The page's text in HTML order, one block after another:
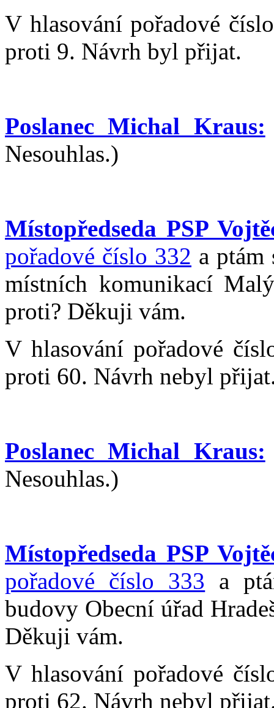
V hlasování pořadové
proti 9. Návrh byl přijat.
Poslanec Michal Kraus:
Nesouhlas.)
Místopředseda PSP
pořadové číslo 332 a ptám
místních komunikací
proti? Děkuji vám.
V hlasování pořadové
proti 60. Návrh nebyl
Poslanec Michal Kraus:
Nesouhlas.)
Místopředseda PSP
pořadové číslo 333 a
budovy Obecní úřad
Děkuji vám.
V hlasování pořadové
proti 62. Návrh nebyl